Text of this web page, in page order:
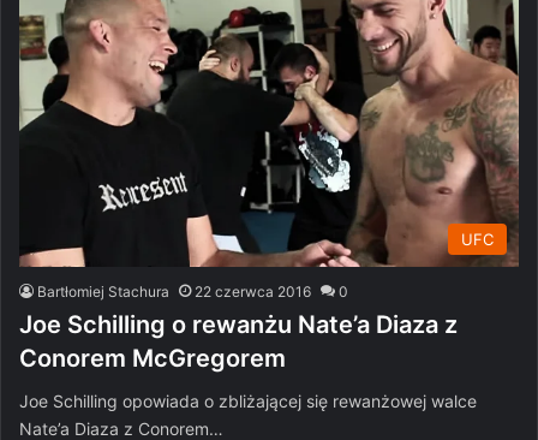
UFC
Bartłomiej Stachura 22 czerwca 2016 0
Joe Schilling o rewanżu Nate’a Diaza z
Conorem McGregorem
Joe Schilling opowiada o zbliżającej się rewanżowej walce
Nate’a Diaza z Conorem…